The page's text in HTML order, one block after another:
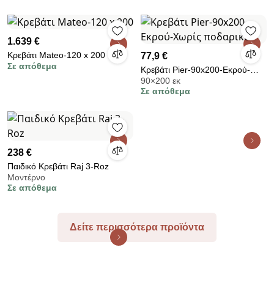
1.639 €
Κρεβάτι Mateo-120 x 200
Σε απόθεμα
77,9 €
Κρεβάτι Pier-90x200-Εκρού-
Χωρίς ποδαρικό
90×200 εκ
Σε απόθεμα
238 €
Παιδικό Κρεβάτι Raj 3-Roz
Μοντέρνο
Σε απόθεμα
Δείτε περισσότερα προϊόντα